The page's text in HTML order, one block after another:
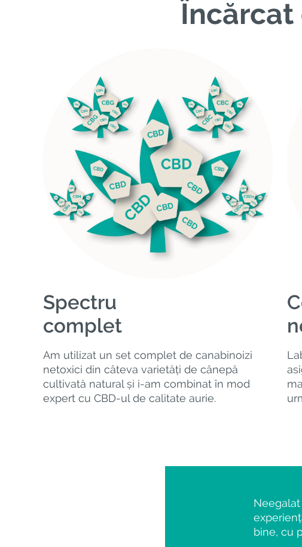
Încărcat
Spectru
complet
Am utilizat un set complet de canabinoizi
netoxici din câteva varietăți de cânepă
cultivată natural și i-am combinat în mod
expert cu CBD-ul de calitate aurie.
Neegalat
bine, cu